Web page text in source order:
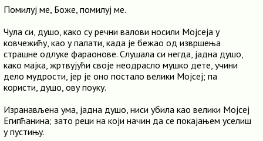
Помилуј ме, Боже, помилуј ме.
Чула си, душо, како су речни валови носили Мојсеја у
ковчежићу, као у палати, када је бежао од извршења
страшне одлуке фараонове. Слушала си негда, јадна душо,
како мајка, жртвујући своје неодрасло мушко дете, учини
дело мудрости, јер је оно постало велики Мојсеј; па
користи, душо, ову поуку.
Изранављена ума, јадна душо, ниси убила као велики Мојсеј
Египћанина; зато реци на који начин да се покајањем уселиш
у пустињу.